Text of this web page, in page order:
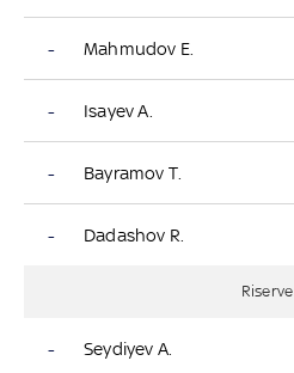
- Mahmudov E.
- Isayev A.
- Bayramov T.
- Dadashov R.
Riserve
- Seydiyev A.